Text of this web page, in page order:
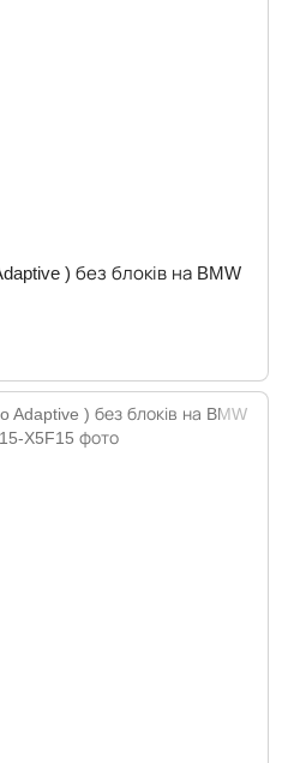
) без блоків на BMW